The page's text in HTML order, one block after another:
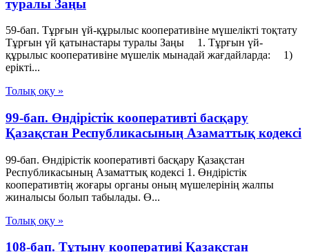
туралы Заңы
59-бап. Тұрғын үй-құрылыс кооперативіне мүшелікті тоқтату
Тұрғын үй қатынастары туралы Заңы 1. Тұрғын үй-
құрылыс кооперативіне мүшелік мынадай жағдайларда: 1)
ерікті...
Толық оқу »
99-бап. Өндiрiстiк кооперативтi басқару
Қазақстан Республикасының Азаматтық кодексi
99-бап. Өндiрiстiк кооперативтi басқару Қазақстан
Республикасының Азаматтық кодексi 1. Өндiрiстiк
кооперативтiң жоғары органы оның мүшелерiнiң жалпы
жиналысы болып табылады. Ө...
Толық оқу »
108-бап. Тұтыну кооперативi Қазақстан